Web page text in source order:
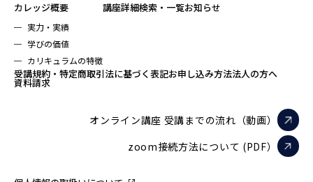
カレッジ概要
実力・実績
学びの価値
カリキュラムの特徴
講座詳細検索・一覧お知らせ
受講規約・特定商取引法に基づく表記お申し込み方法法人の方へ
資料請求
オンライン講座 受講までの流れ（動画）
zoom接続方法について (PDF）